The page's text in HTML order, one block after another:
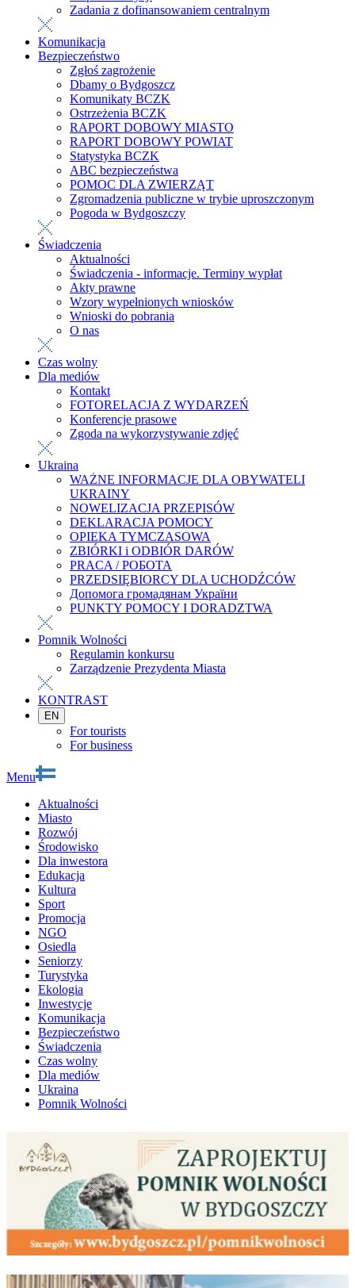
Zadania z dofinansowaniem centralnym
Komunikacja
Bezpieczeństwo
Zgłoś zagrożenie
Dbamy o Bydgoszcz
Komunikaty BCZK
Ostrzeżenia BCZK
RAPORT DOBOWY MIASTO
RAPORT DOBOWY POWIAT
Statystyka BCZK
ABC bezpieczeństwa
POMOC DLA ZWIERZĄT
Zgromadzenia publiczne w trybie uproszczonym
Pogoda w Bydgoszczy
Świadczenia
Aktualności
Świadczenia - informacje. Terminy wypłat
Akty prawne
Wzory wypełnionych wniosków
Wnioski do pobrania
O nas
Czas wolny
Dla mediów
Kontakt
FOTORELACJA Z WYDARZEŃ
Konferencje prasowe
Zgoda na wykorzystywanie zdjęć
Ukraina
WAŻNE INFORMACJE DLA OBYWATELI
UKRAINY
NOWELIZACJA PRZEPISÓW
DEKLARACJA POMOCY
OPIEKA TYMCZASOWA
ZBIÓRKI i ODBIÓR DARÓW
PRACA / РОБОТА
PRZEDSIĘBIORCY DLA UCHODŹCÓW
Допомога громадянам України
PUNKTY POMOCY I DORADZTWA
Pomnik Wolności
Regulamin konkursu
Zarządzenie Prezydenta Miasta
KONTRAST
EN
For tourists
For business
Menu
Aktualności
Miasto
Rozwój
Środowisko
Dla inwestora
Edukacja
Kultura
Sport
Promocja
NGO
Osiedla
Seniorzy
Turystyka
Ekologia
Inwestycje
Komunikacja
Bezpieczeństwo
Świadczenia
Czas wolny
Dla mediów
Ukraina
Pomnik Wolności